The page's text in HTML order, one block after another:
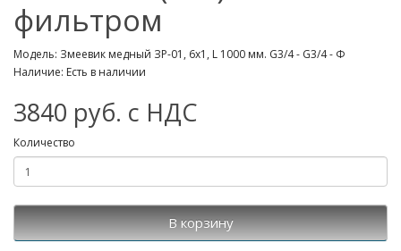
фильтром
Модель: Змеевик медный ЗР-01, 6х1, L 1000 мм. G3/4 - G3/4 - Ф
Наличие: Есть в наличии
3840 руб. с НДС
Количество
В корзину